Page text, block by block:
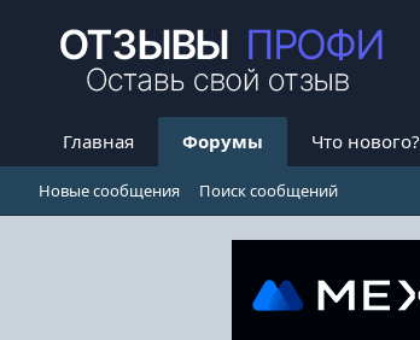
Главная Форумы Что нового?
Новые сообщения Поиск сообщений